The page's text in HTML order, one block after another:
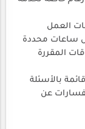
العمل
ساعات محددة
المقررة
بالأسئلة
عن